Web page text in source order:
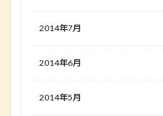
2014年7月
2014年6月
2014年5月